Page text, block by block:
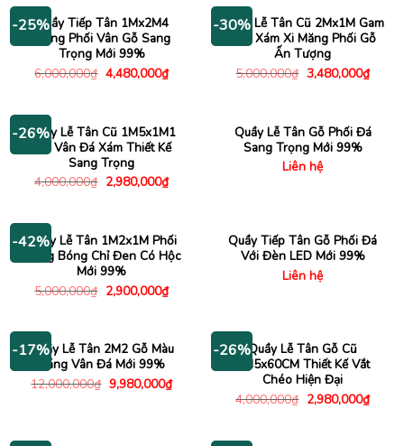
-25%Quầy Tiếp Tân 1Mx2M4
Trắng Phối Vân Gỗ Sang
Trọng Mới 99%
6,000,000₫ Giá
gốc
4,480,000₫Giá
hiện
-30%
Quầy Lễ Tân Cũ 2Mx1M Gam
Màu Xám Xi Măng Phối Gỗ
Ấn Tượng
5,000,000₫ Giá
gốc
3,480,000₫Giá
hiện
-26%
Quầy Lễ Tân Cũ 1M5x1M1
Giả Vân Đá Xám Thiết Kế
Sang Trọng
4,000,000₫ Giá
gốc
2,980,000₫Giá
hiện
Quầy Lễ Tân Gỗ Phối Đá
Sang Trọng Mới 99%
Liên hệ
-42%
Quầy Lễ Tân 1M2x1M Phối
Trắng Bóng Chỉ Đen Có Hộc
Mới 99%
5,000,000₫ Giá
gốc
2,900,000₫Giá
hiện
2,900,000₫.
Quầy Tiếp Tân Gỗ Phối Đá
Với Đèn LED Mới 99%
Liên hệ
-17%Quầy Lễ Tân 2M2 Gỗ Màu
Sáng Vân Đá Mới 99%
12,000,000₫ Giá
gốc
9,980,000₫Giá
hiện
-26%Quầy Lễ Tân Gỗ Cũ
1M5x60CM Thiết Kế Vắt
Chéo Hiện Đại
4,000,000₫ Giá
gốc
2,980,000₫Giá
hiện